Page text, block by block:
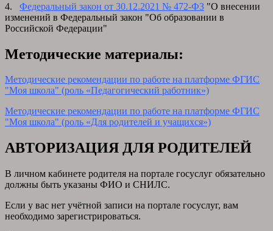
4. Федеральный закон от 30.12.2021 № 472-ФЗ "О внесении
изменений в Федеральный закон "Об образовании в
Российской Федерации"
Методические материалы:
Методические рекомендации по работе на платформе ФГИС
"Моя школа" (роль «Педагогический работник»)
Методические рекомендации по работе на платформе ФГИС
"Моя школа" (роль «Для родителей и учащихся»)
АВТОРИЗАЦИЯ ДЛЯ РОДИТЕЛЕЙ
В личном кабинете родителя на портале госуслуг обязательно
должны быть указаны ФИО и СНИЛС.
Если у вас нет учётной записи на портале госуслуг, вам
необходимо зарегистрироваться.